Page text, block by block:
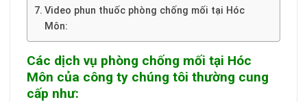
Video phun thuốc phòng chống mối tại Hóc
Môn:
Các dịch vụ phòng chống mối tại Hóc
Môn của công ty chúng tôi thường cung
cấp như: